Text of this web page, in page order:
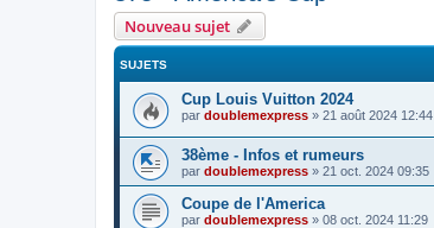
Nouveau sujet
SUJETS
Cup Louis Vuitton 2024
par doublemexpress » 21 août 2024 12:44
38ème - Infos et rumeurs
par doublemexpress » 21 oct. 2024 09:35
Coupe de l'America
par doublemexpress » 08 oct. 2024 11:29